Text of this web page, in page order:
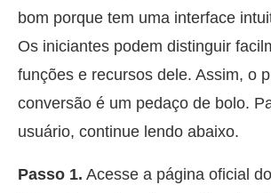
bom porque tem uma interface
Os iniciantes podem distinguir
funções e recursos dele. Assim, o
conversão é um pedaço de bolo.
usuário, continue lendo abaixo.
Passo 1. Acesse a página oficial